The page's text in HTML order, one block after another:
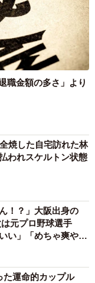
んでもらう息子くん
をもらったことか
夢中になったそ
職金額の多さ」より
焼した自宅訪れた林
われスケルトン状態
！？」大阪出身の
元プロ野球選手
い」「めちゃ爽や
た運命的カップル